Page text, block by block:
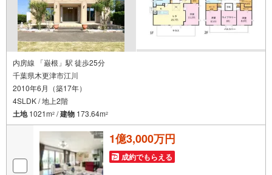
内房線 「巌根」駅 徒歩25分
千葉県木更津市江川
2010年6月（築17年）
4SLDK / 地上2階
土地1021m2 /建物 173.64m2
1億3,000万円
成約でもらえる